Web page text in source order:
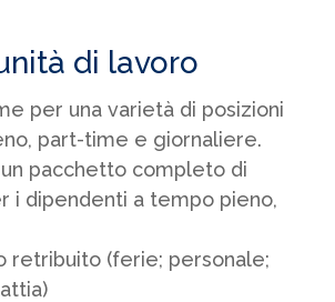
di lavoro
per una varietà di posizioni
part-time e giornaliere.
pacchetto completo di
i dipendenti a tempo pieno,
retribuito (ferie; personale;